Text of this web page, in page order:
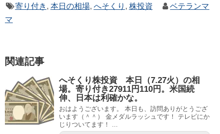
寄り付き , 本日の相場, へそくり , 株投資
ベテランマ
マ
関連記事
へそくり株投資 本日（7.27火）の相
場。寄り付き27911円110円。米国続
伸、日本は利確かな。
おはようございます。 本日も、訪問ありがとうござ
います（＾＾） 金メダルラッシュです！ テレビにか
じりついてます！ ...